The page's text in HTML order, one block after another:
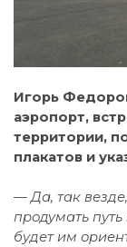
Игорь
аэропорт,
территории,
плакатов и
— Да, так
продумать
будет им